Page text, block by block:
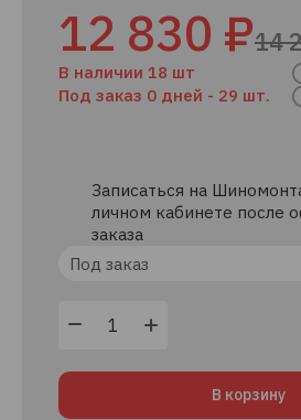
12 830 ₽14
В наличии 18 шт
Под заказ 0 дней - 29 шт.
Записаться на
личном кабинете после
заказа
Под заказ
В корзину